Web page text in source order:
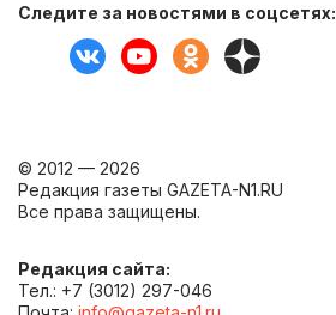
Следите за новостями в соцсетях:
© 2012 — 2026
Редакция газеты GAZETA-N1.RU
Все права защищены.
Редакция сайта:
Тел.: +7 (3012) 297-046